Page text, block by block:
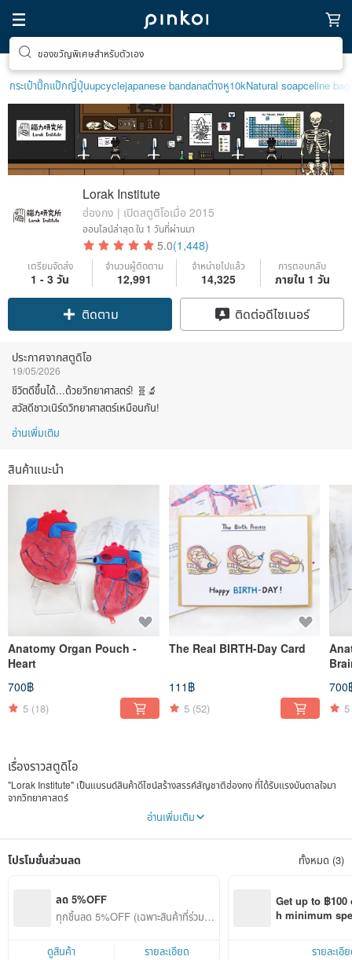
ของขวัญพิเศษสำหรับตัวเอง
กระเป๋าปิ๊กแป๊กญี่ปุ่นupcyclejapanese bandanaต่างหู10kNatural soapceline
Lorak Institute
ฮ่องกง | เปิดสตูดิโอเมื่อ 2015
ออนไลน์ล่าสุดใน 1 วันที่ผ่านมา
5.0(1,448)
เตรียมจัดส่ง
1 - 3 วัน
จำนวนผู้ติดตาม
12,991
จำหน่ายไปแล้ว
14,325
การตอบกลับ
ภายใน 1 วัน
Claim coupon
ติดตาม
ติดต่อดีไซเนอร์
ประกาศจากสตูดิโอ
19/05/2026
ชีวิตดีขึ้นได้...ด้วยวิทยาศาสตร์! 🧬🔬
สวัสดีชาวเนิร์ดวิทยาศาสตร์เหมือนกัน!
อ่านเพิ่มเติม
สินค้าแนะนำ
Anatomy Organ Pouch -
Heart
700฿
5 (18)
The Real BIRTH-Day Card
111฿
5 (52)
700
5
เรื่องราวสตูดิโอ
"Lorak Institute" เป็นแบรนด์สินค้าดีไซน์สร้างสรรค์สัญชาติฮ่องกง ที่ได้รับแรงบันดาลใจมา
จากวิทยาศาสตร์
Karol ผู้ก่อตั้งของเรา สำเร็จการศึกษาระดับปริญญาตรีด้านชีววิทยา และปริญญาโทด้านการ
พื้นที่เฉพาะให้เธอได้ทดลองและปลุกไอเดียสุดล้ำที่โลดแล่นอยู่ในสมองให้มีชีวิตขึ้นมา
เราหวังว่าการออกแบบที่สร้างสรรค์และสนุกสนานของเรา จะช่วยพาทุกความรู้ให้ก้าวออกจาก
ให้กับทุกๆ วันของคุณ
อ่านเพิ่มเติม
โปรโมชั่นส่วนลด ทั้งหมด (3)
ลด 5%OFF
ทุกชิ้นลด 5%OFF (เฉพาะสินค้าที่ร่วมรา
ดูสินค้า
รายละเอียด
Get up to ฿
h minimum
รายละเอี